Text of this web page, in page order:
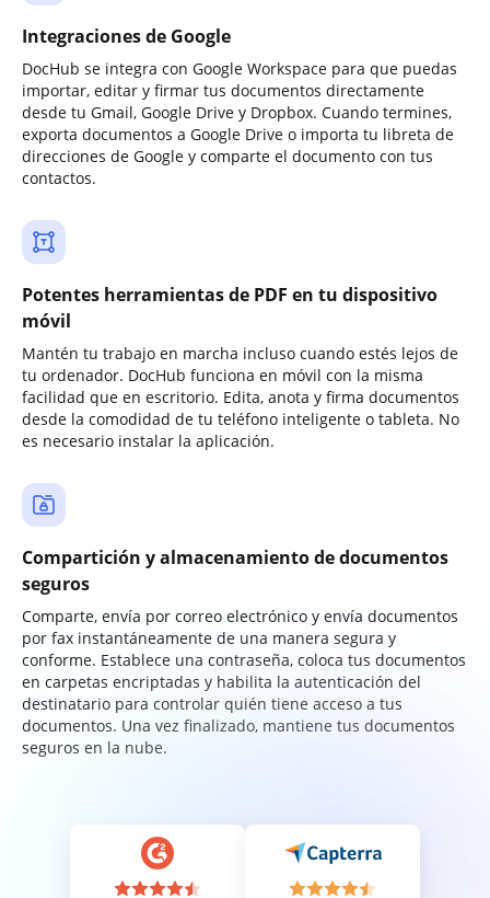
Integraciones de Google
DocHub se integra con Google Workspace para que puedas
importar, editar y firmar tus documentos directamente
desde tu Gmail, Google Drive y Dropbox. Cuando termines,
exporta documentos a Google Drive o importa tu libreta de
direcciones de Google y comparte el documento con tus
contactos.
Potentes herramientas de PDF en tu dispositivo
móvil
Mantén tu trabajo en marcha incluso cuando estés lejos de
tu ordenador. DocHub funciona en móvil con la misma
facilidad que en escritorio. Edita, anota y firma documentos
desde la comodidad de tu teléfono inteligente o tableta. No
es necesario instalar la aplicación.
Compartición y almacenamiento de documentos
seguros
Comparte, envía por correo electrónico y envía documentos
por fax instantáneamente de una manera segura y
conforme. Establece una contraseña, coloca tus documentos
en carpetas encriptadas y habilita la autenticación del
destinatario para controlar quién tiene acceso a tus
documentos. Una vez finalizado, mantiene tus documentos
seguros en la nube.